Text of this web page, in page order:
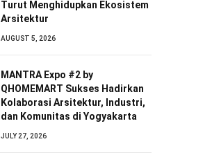
Turut Menghidupkan Ekosistem
Arsitektur
AUGUST 5, 2026
MANTRA Expo #2 by
QHOMEMART Sukses Hadirkan
Kolaborasi Arsitektur, Industri,
dan Komunitas di Yogyakarta
JULY 27, 2026